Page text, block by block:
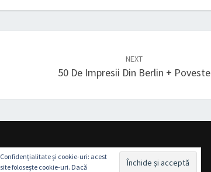
NEXT
50 De Impresii Din Berlin + Poveste
Confidențialitate și cookie-uri: acest
site folosește cookie-uri. Dacă